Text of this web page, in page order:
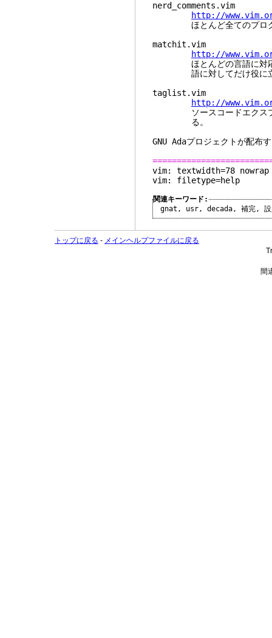
nerd_comments.vim
http://
ほとんど全てのプログラ
matchit.vim
http://
ほとんどの言語に対応
語に対してだけ役に立つ
taglist.vim
http://
ソースコードエクスプロ
る。
GNU Adaプロジェクトが配布
vim: textwidth=78
vim: filetype=help
関連キーワード:
gnat , usr, decada, 補完,
トップに戻る - メインヘルプファイルに戻る
間